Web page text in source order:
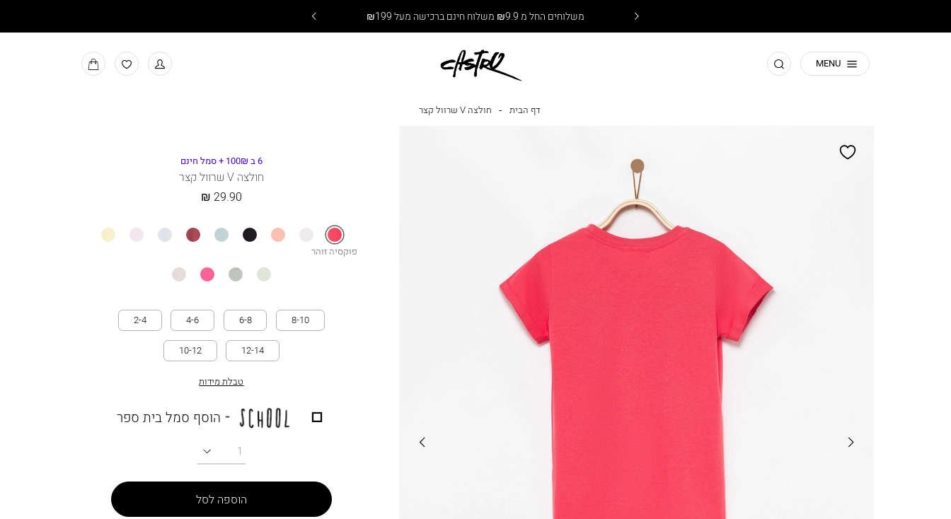
משלוחים החל מ ₪9.9 משלוח חינם ברכישה מעל ₪199
MENU חפש למעבר
למועדפים
MY
BAG
דף הבית חולצה V שרוול קצר
הוסף
למועדפים 6 ב 100₪ + סמל חינם
חולצה V שרוול קצר
29.90 ₪
זוהר
פוקסיה זוהר
מידה
2-4 4-6 6-8 8-10
10-12 12-14
טבלת מידות
הוסף סמל בית ספר
כמות
הוספה לסל